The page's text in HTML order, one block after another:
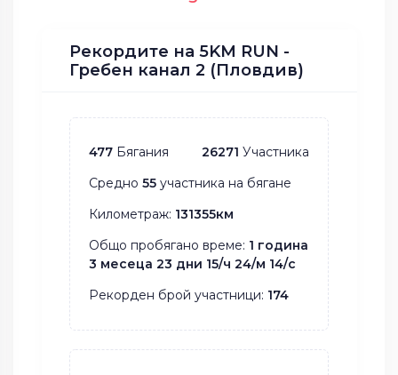
Рекордите на 5KM RUN -
Гребен канал 2 (Пловдив)
477 Бягания 26271 Участника
Средно 55 участника на бягане
Километраж: 131355км
Общо пробягано време: 1 година
3 месеца 23 дни 15/ч 24/м 14/с
Рекорден брой участници: 174